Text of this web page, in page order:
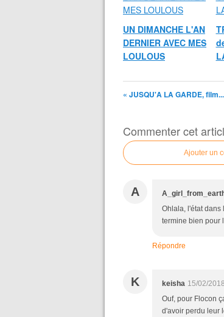
UN DIMANCHE L'AN
DERNIER AVEC MES
LOULOUS
« JUSQU'A LA GARDE, film...
Commenter cet
Ajouter un
A
Ohlala, l'état dans
termine bien pour
Répondre
K keisha 15/02/
Ouf, pour Flocon
d'avoir perdu leur